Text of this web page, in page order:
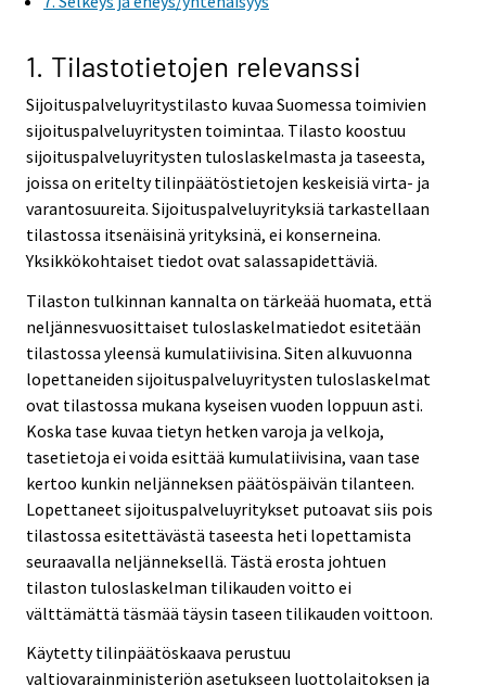
1. Tilastotietojen relevanssi
Sijoituspalveluyritystilasto kuvaa Suomessa toimivien
sijoituspalveluyritysten toimintaa. Tilasto koostuu
sijoituspalveluyritysten tuloslaskelmasta ja taseesta,
joissa on eritelty tilinpäätöstietojen keskeisiä virta- ja
varantosuureita. Sijoituspalveluyrityksiä tarkastellaan
tilastossa itsenäisinä yrityksinä, ei konserneina.
Yksikkökohtaiset tiedot ovat salassapidettäviä.
Tilaston tulkinnan kannalta on tärkeää huomata, että
neljännesvuosittaiset tuloslaskelmatiedot esitetään
tilastossa yleensä kumulatiivisina. Siten alkuvuonna
lopettaneiden sijoituspalveluyritysten tuloslaskelmat
ovat tilastossa mukana kyseisen vuoden loppuun asti.
Koska tase kuvaa tietyn hetken varoja ja velkoja,
tasetietoja ei voida esittää kumulatiivisina, vaan tase
kertoo kunkin neljänneksen päätöspäivän tilanteen.
Lopettaneet sijoituspalveluyritykset putoavat siis pois
tilastossa esitettävästä taseesta heti lopettamista
seuraavalla neljänneksellä. Tästä erosta johtuen
tilaston tuloslaskelman tilikauden voitto ei
välttämättä täsmää täysin taseen tilikauden voittoon.
Käytetty tilinpäätöskaava perustuu
valtiovarainministeriön asetukseen luottolaitoksen ja